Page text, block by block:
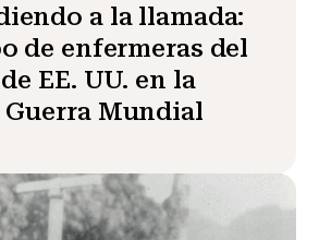
a la llamada:
de enfermeras del
EE. UU. en la
Guerra Mundial